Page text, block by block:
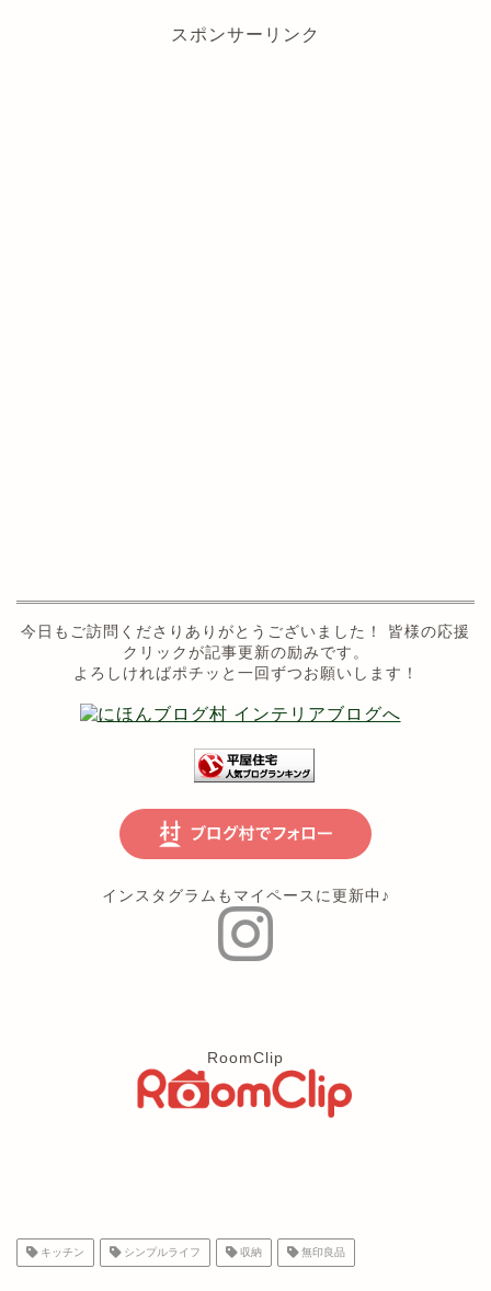
スポンサーリンク
今日もご訪問くださりありがとうございました！ 皆様の応援
クリックが記事更新の励みです。
よろしければポチッと一回ずつお願いします！
インスタグラムもマイペースに更新中♪
RoomClip
キッチン シンプルライフ 収納 無印良品